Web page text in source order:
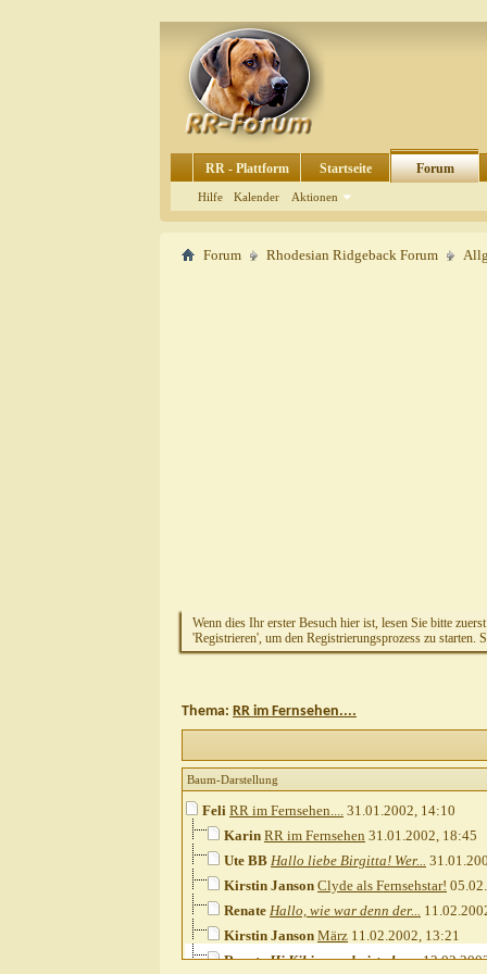
RR - Plattform Startseite Forum
Hilfe Kalender Aktionen
Forum Rhodesian Ridgeback Forum
Wenn dies Ihr erster Besuch hier ist, lesen Sie bitte
'Registrieren', um den Registrierungsprozess zu starten.
Thema: RR im Fernsehen....
Baum-Darstellung
Feli RR im Fernsehen.... 31.01.2002, 14:10
Karin RR im Fernsehen 31.01.2002, 18:45
Ute BB Hallo liebe Birgitta! Wer...
Kirstin Janson Clyde als Fernsehstar!
Renate Hallo, wie war denn der...
Kirstin Janson März 11.02.2002, 13:21
Renate Hi Kiki, ups, da ist aber...